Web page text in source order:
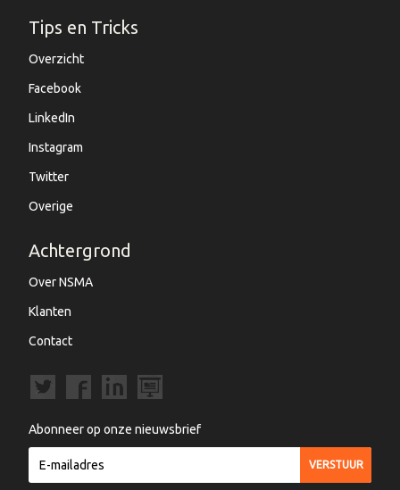
Tips en Tricks
Overzicht
Facebook
LinkedIn
Instagram
Twitter
Overige
Achtergrond
Over NSMA
Klanten
Contact
Abonneer op onze nieuwsbrief